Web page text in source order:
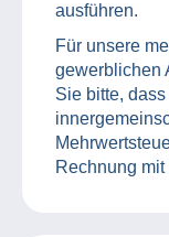
ausführen.
Für unsere
gewerblichen
Sie bitte,
Rechnung